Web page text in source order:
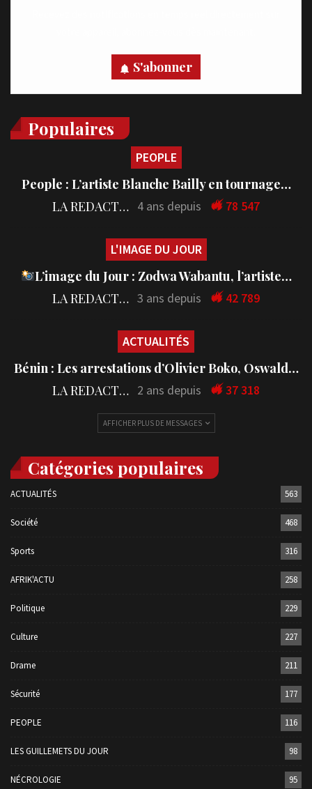
S'abonner
Populaires
PEOPLE
People : L’artiste Blanche Bailly en tournage…
LA REDACTION 4 ans depuis 78 547
L'IMAGE DU JOUR
L’image du Jour : Zodwa Wabantu, l’artiste…
LA REDACTION 3 ans depuis 42 789
ACTUALITÉS
Bénin : Les arrestations d’Olivier Boko, Oswald…
LA REDACTION 2 ans depuis 37 318
AFFICHER PLUS DE MESSAGES
Catégories populaires
ACTUALITÉS 563
Société 468
Sports 316
AFRIK'ACTU 258
Politique 229
Culture 227
Drame 211
Sécurité 177
PEOPLE 116
LES GUILLEMETS DU JOUR 98
NÉCROLOGIE 95